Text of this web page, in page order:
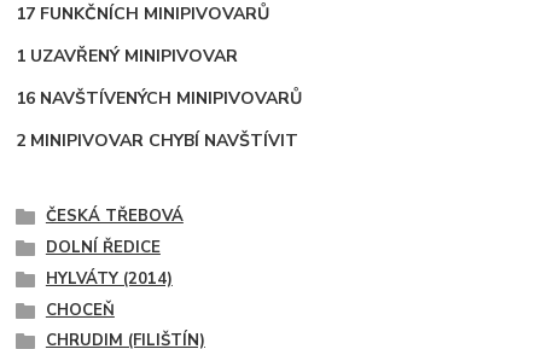
17 FUNKČNÍCH MINIPIVOVARŮ
1 UZAVŘENÝ MINIPIVOVAR
16 NAVŠTÍVENÝCH MINIPIVOVARŮ
2 MINIPIVOVAR CHYBÍ NAVŠTÍVIT
ČESKÁ TŘEBOVÁ
DOLNÍ ŘEDICE
HYLVÁTY (2014)
CHOCEŇ
CHRUDIM (FILIŠTÍN)